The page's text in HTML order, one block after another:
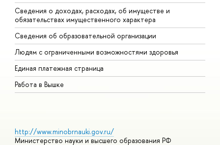
Сведения о доходах, расходах, об имуществе и
обязательствах имущественного характера
Сведения об образовательной организации
Людям с ограниченными возможностями здоровья
Единая платежная страница
Работа в Вышке
http://www.minobrnauki.gov.ru/
Министерство науки и высшего образования РФ